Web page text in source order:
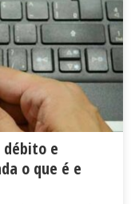
débito e
o que é e